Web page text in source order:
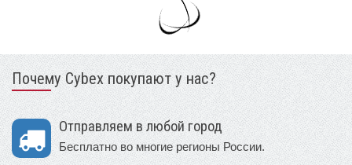
Почему Cybex покупают у нас?
Отправляем в любой город
Бесплатно во многие регионы России.